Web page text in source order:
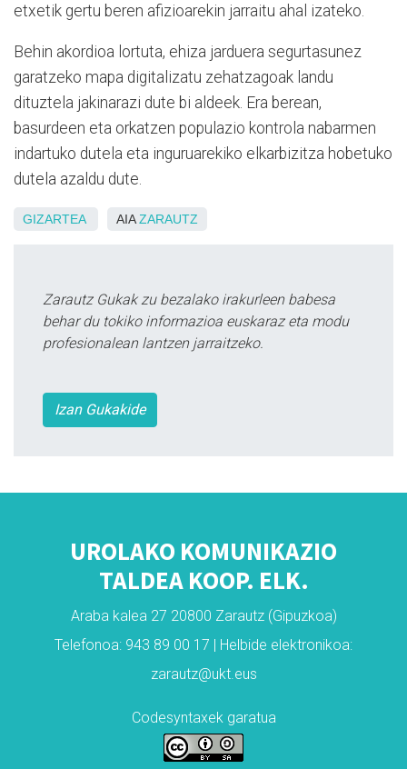
etxetik gertu beren afizioarekin jarraitu ahal izateko.
Behin akordioa lortuta, ehiza jarduera segurtasunez
garatzeko mapa digitalizatu zehatzagoak landu
dituztela jakinarazi dute bi aldeek. Era berean,
basurdeen eta orkatzen populazio kontrola nabarmen
indartuko dutela eta inguruarekiko elkarbizitza hobetuko
dutela azaldu dute.
GIZARTEA AIAZARAUTZ
Zarautz Gukak zu bezalako irakurleen babesa
behar du tokiko informazioa euskaraz eta modu
profesionalean lantzen jarraitzeko.
Izan Gukakide
UROLAKO KOMUNIKAZIO
TALDEA KOOP. ELK.
Araba kalea 27 20800 Zarautz (Gipuzkoa)
Telefonoa: 943 89 00 17 | Helbide elektronikoa:
zarautz@ukt.eus
Codesyntaxek garatua